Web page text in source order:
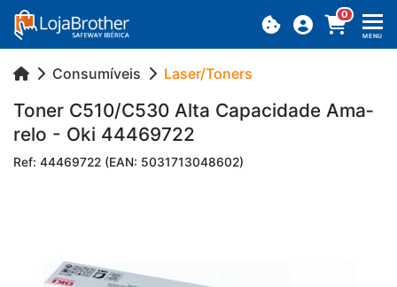
0
MENU
Consumíveis Laser/Toners
Toner C510/C530 Alta Ca­pa­ci­dade Ama­
relo - Oki 44469722
Ref: 44469722 (EAN: 5031713048602)